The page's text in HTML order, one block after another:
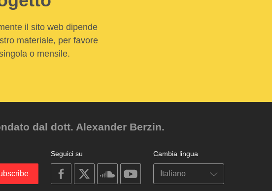
il sito web dipende
materiale, per favore
o mensile.
dal dott. Alexander Berzin.
Cambia lingua
Seguici su
on
facebook
on
on
soundcloudyoutube